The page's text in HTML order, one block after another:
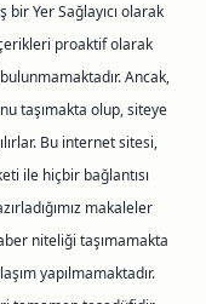
Yer Sağlayıcı olarak
proaktif olarak
Ancak,
taşımakta olup, siteye
Bu internet sitesi,
ile hiçbir bağlantısı
makaleler
niteliği taşımamakta
yapılmamaktadır.